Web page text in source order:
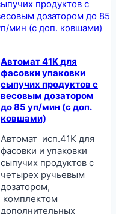
Автомат 41K для
фасовки упаковки
сыпучих продуктов с
весовым дозатором
до 85 уп/мин (с доп.
ковшами)
Автомат исп.41K для
фасовки и упаковки
сыпучих продуктов с
четырех ручьевым
дозатором,
комплектом
дополнительных